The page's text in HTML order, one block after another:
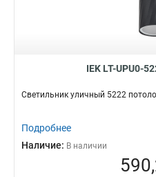
IEK LT-UPU0-
Светильник уличный 5222
Подробнее
Наличие: В наличии